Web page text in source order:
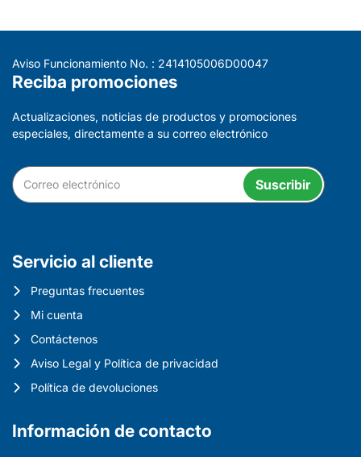
Aviso Funcionamiento No. : 2414105006D00047
Reciba promociones
Actualizaciones, noticias de productos y promociones
especiales, directamente a su correo electrónico
Suscribir
Servicio al cliente
Preguntas frecuentes
Mi cuenta
Contáctenos
Aviso Legal y Política de privacidad
Política de devoluciones
Información de contacto